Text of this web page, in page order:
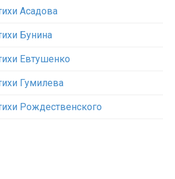
Асадова
Бунина
Евтушенко
Гумилева
Рождественского